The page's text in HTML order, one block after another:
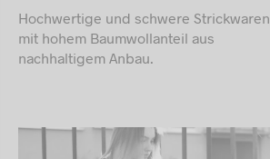
Hochwertige und schwere Strickwaren
mit hohem Baumwollanteil aus
nachhaltigem Anbau.